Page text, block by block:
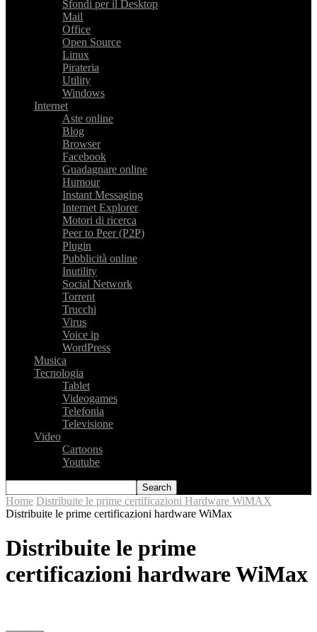
Sfondi per il Desktop
Mail
Office
Open Source
Linux
Pirateria
Utility
Windows
Internet
Aste online
Blog
Browser
Facebook
Guadagnare online
Humour
Instant Messaging
Internet Explorer
Motori di ricerca
Peer to Peer (P2P)
Plugin
Pubblicità online
Inutility
Social Network
Torrent
Trucchi
Virus
Voice ip
WordPress
Musica
Tecnologia
Tablet
Videogames
Telefonia
Televisione
Video
Cartoons
Youtube
Home Distribuite le prime certificazioni Hardware WiMAX
Distribuite le prime certificazioni hardware WiMax
Distribuite le prime
certificazioni hardware WiMax